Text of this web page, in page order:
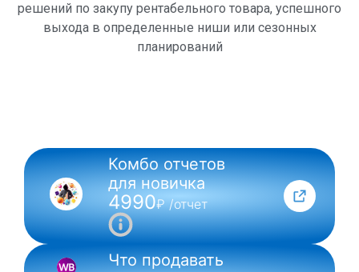
решений по закупу рентабельного товара, успешного
выхода в определенные ниши или сезонных
планирований
NEW
Комбо отчетов
для новичка
4990₽ /отчет
Что продавать